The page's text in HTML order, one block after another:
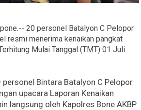
20 personel Batalyon C Pelopor
resmi menerima kenaikan pangkat
Mulai Tanggal (TMT) 01 Juli
personel Bintara Batalyon C Pelopor
upacara Laporan Kenaikan
langsung oleh Kapolres Bone AKBP